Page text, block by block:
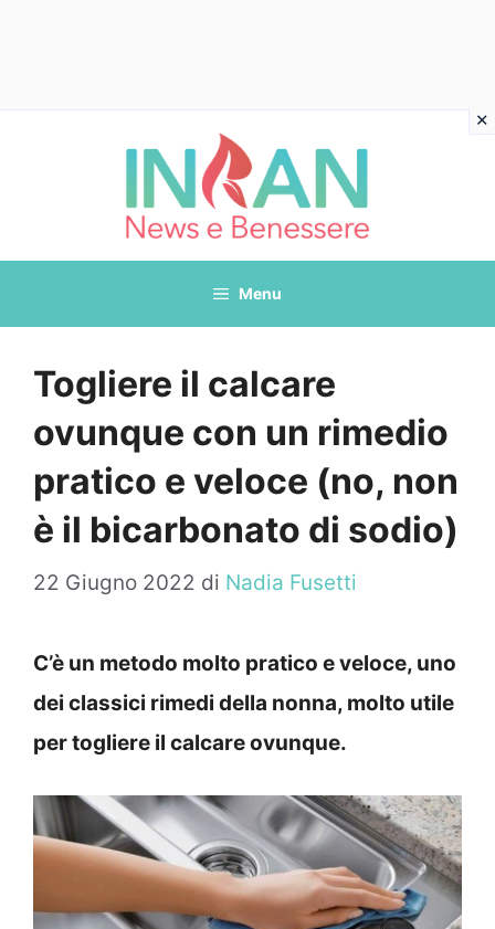
Menu
Togliere il calcare
ovunque con un rimedio
pratico e veloce (no, non
è il bicarbonato di sodio)
22 Giugno 2022 di Nadia Fusetti
C’è un metodo molto pratico e veloce, uno
dei classici rimedi della nonna, molto utile
per togliere il calcare ovunque.